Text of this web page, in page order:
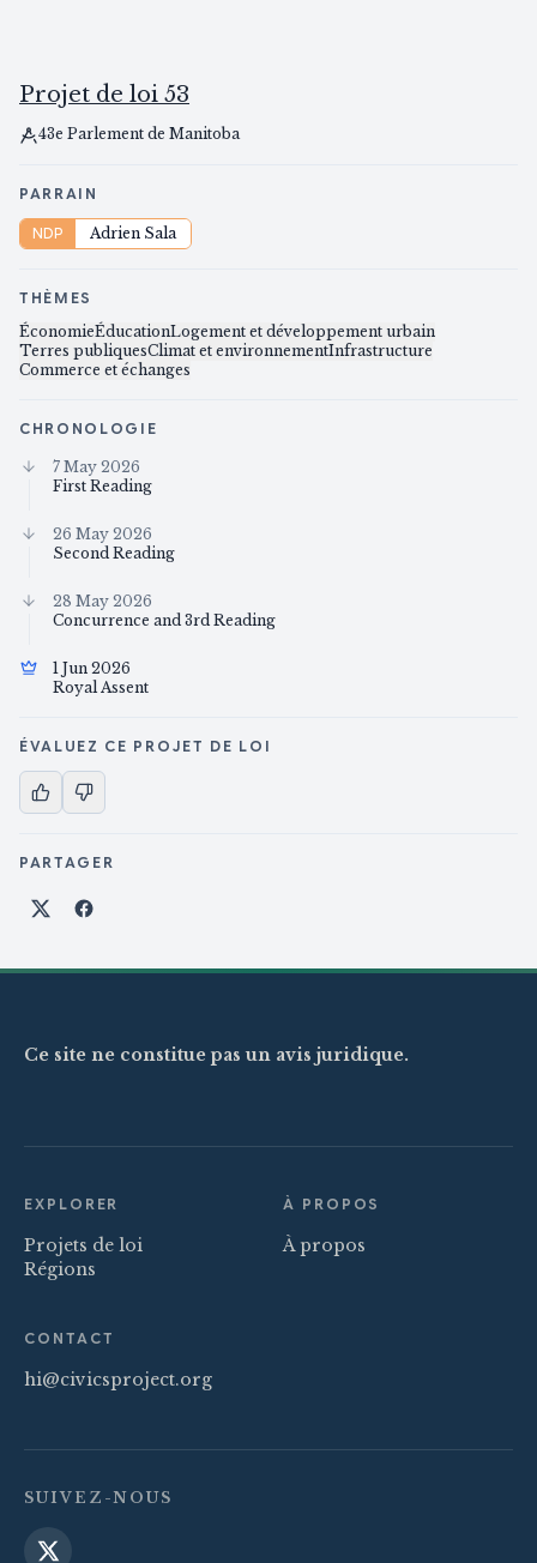
Projet de loi 53
43e Parlement de Manitoba
PARRAIN
NDP Adrien Sala
THÈMES
ÉconomieÉducationLogement et développement urbain
Terres publiquesClimat et environnementInfrastructure
Commerce et échanges
CHRONOLOGIE
7 May 2026
First Reading
26 May 2026
Second Reading
28 May 2026
Concurrence and 3rd Reading
1 Jun 2026
Royal Assent
ÉVALUEZ CE PROJET DE LOI
PARTAGER
Partager sur X
Partager sur Facebook
Ce site ne constitue pas un avis juridique.
EXPLORER
Projets de loi
Régions
À PROPOS
À propos
CONTACT
hi@civicsproject.org
SUIVEZ-NOUS